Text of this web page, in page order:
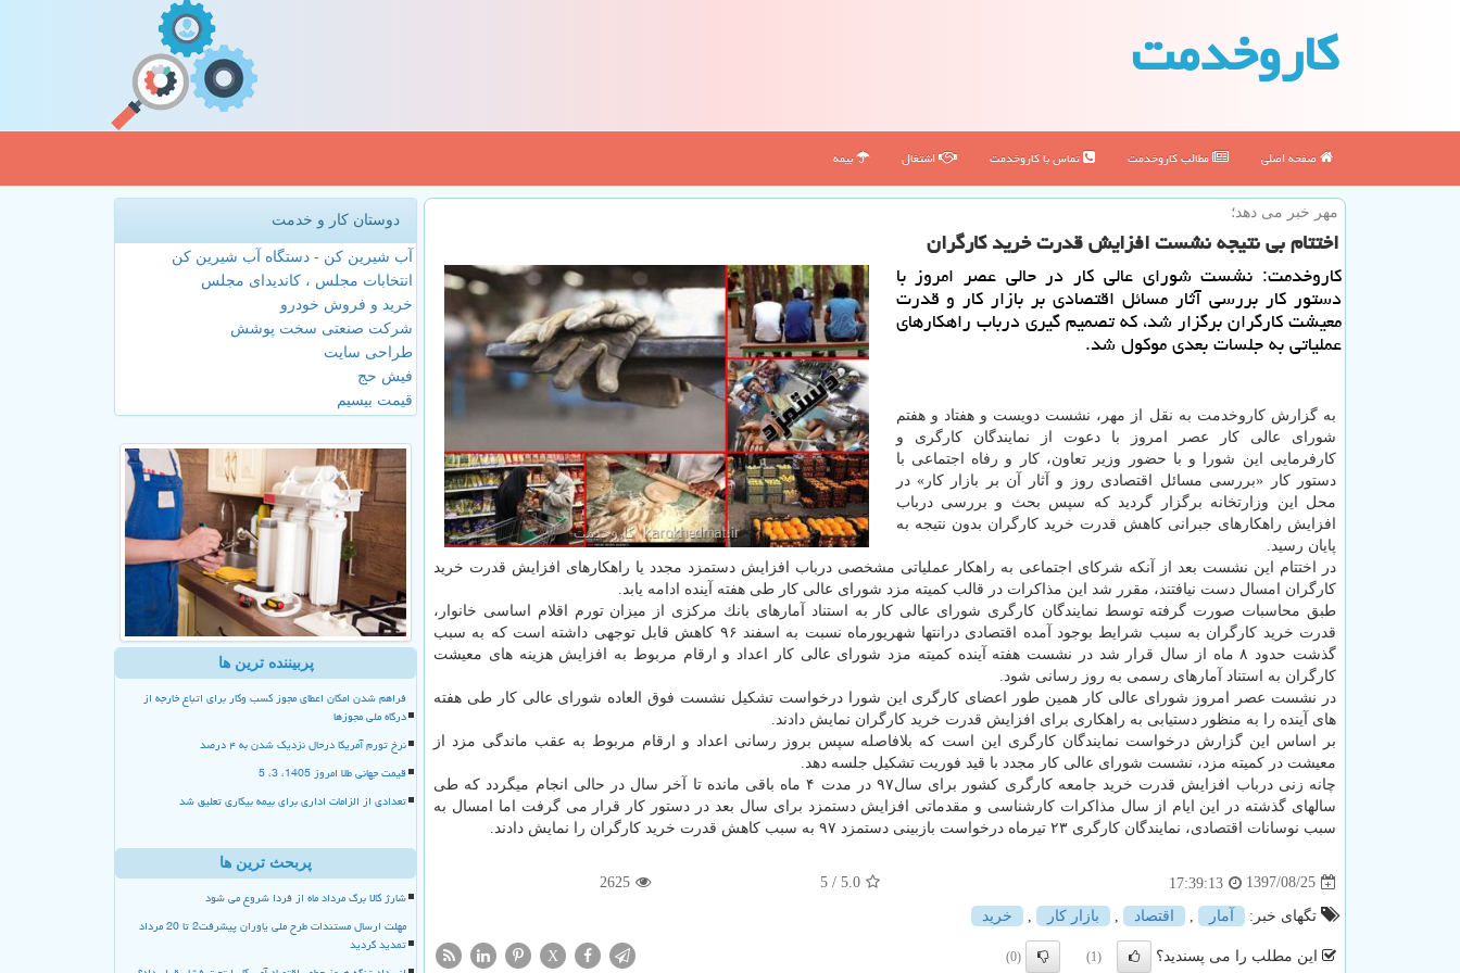
كاروخدمت
صفحه اصلی مطالب كاروخدمت تماس با كاروخدمت اشتغال بیمه
مهر خبر می دهد؛
اختتام بی نتیجه نشست افزایش قدرت خرید كارگران
كاروخدمت: نشست شورای عالی كار در حالی عصر امروز با
دستور كار بررسی آثار مسائل اقتصادی بر بازار كار و قدرت
معیشت كارگران برگزار شد، كه تصمیم گیری درباب راهكارهای
عملیاتی به جلسات بعدی موكول شد.
به گزارش كاروخدمت به نقل از مهر، نشست دویست و هفتاد و هفتم
شورای عالی كار عصر امروز با دعوت از نمایندگان كارگری و
كارفرمایی این شورا و با حضور وزیر تعاون، كار و رفاه اجتماعی با
دستور كار «بررسی مسائل اقتصادی روز و آثار آن بر بازار كار» در
محل این وزارتخانه برگزار گردید كه سپس بحث و بررسی درباب
افزایش راهكارهای جبرانی كاهش قدرت خرید كارگران بدون نتیجه به
پایان رسید.
در اختتام این نشست بعد از آنكه شركای اجتماعی به راهكار عملیاتی مشخصی درباب افزایش دستمزد مجدد یا راهكارهای افزایش قدرت خرید
كارگران امسال دست نیافتند، مقرر شد این مذاكرات در قالب كمیته مزد شورای عالی كار طی هفته آینده ادامه یابد.
طبق محاسبات صورت گرفته توسط نمایندگان كارگری شورای عالی كار به استناد آمارهای بانك مركزی از میزان تورم اقلام اساسی خانوار،
قدرت خرید كارگران به سبب شرایط بوجود آمده اقتصادی درانتها شهریورماه نسبت به اسفند ۹۶ كاهش قابل توجهی داشته است كه به سبب
گذشت حدود ۸ ماه از سال قرار شد در نشست هفته آینده كمیته مزد شورای عالی كار اعداد و ارقام مربوط به افزایش هزینه های معیشت
كارگران به استناد آمارهای رسمی به روز رسانی شود.
در نشست عصر امروز شورای عالی كار همین طور اعضای كارگری این شورا درخواست تشكیل نشست فوق العاده شورای عالی كار طی هفته
های آینده را به منظور دستیابی به راهكاری برای افزایش قدرت خرید كارگران نمایش دادند.
بر اساس این گزارش درخواست نمایندگان كارگری این است كه بلافاصله سپس بروز رسانی اعداد و ارقام مربوط به عقب ماندگی مزد از
معیشت در كمیته مزد، نشست شورای عالی كار مجدد با قید فوریت تشكیل جلسه دهد.
چانه زنی درباب افزایش قدرت خرید جامعه كارگری كشور برای سال۹۷ در مدت ۴ ماه باقی مانده تا آخر سال در حالی انجام میگردد كه طی
سالهای گذشته در این ایام از سال مذاكرات كارشناسی و مقدماتی افزایش دستمزد برای سال بعد در دستور كار قرار می گرفت اما امسال به
سبب نوسانات اقتصادی، نمایندگان كارگری ۲۳ تیرماه درخواست بازبینی دستمزد ۹۷ به سبب كاهش قدرت خرید كارگران را نمایش دادند.
1397/08/25
17:39:13
5.0
/ 5
2625
تگهای خبر: آمار اقتصاد بازار كار خرید
این مطلب را می پسندید؟ (1)
(0)
X
دوستان کار و خدمت
آب شیرین کن - دستگاه آب شیرین کن
انتخابات مجلس ، کاندیدای مجلس
خرید و فروش خودرو
شرکت صنعتی سخت پوشش
طراحی سایت
فیش حج
قیمت بیسیم
پربیننده ترین ها
فراهم شدن امکان اعطای مجوز کسب وکار برای اتباع خارجه از
درگاه ملی مجوزها
نرخ تورم آمریکا درحال نزدیک شدن به ۴ درصد
قیمت جهانی طلا امروز 1405، 3، 5
تعدادی از الزامات اداری برای بیمه بیکاری تعلیق شد
پربحث ترین ها
شارژ کالا برگ مرداد ماه از فردا شروع می شود
مهلت ارسال مستندات طرح ملی یاوران پیشرفت2 تا 20 مرداد
تمدید گردید